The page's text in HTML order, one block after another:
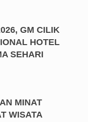
GM CILIK
HOTEL
SEHARI
MINAT
WISATA